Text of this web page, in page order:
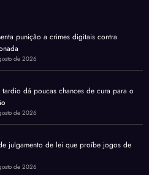
punição a crimes digitais contra
de 2026
tardio dá poucas chances de cura para o
de 2026
julgamento de lei que proíbe jogos de
de 2026